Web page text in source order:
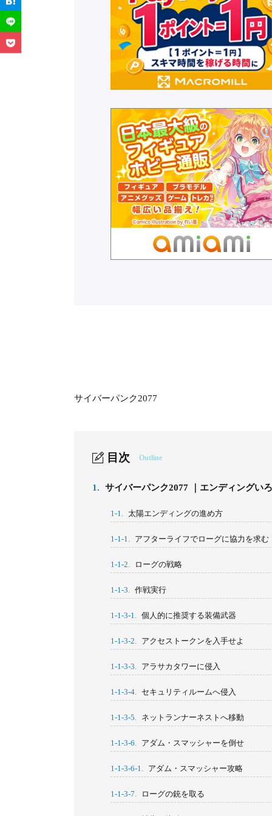
サイバーパンク2077
目次 Outline
1. サイバーパンク2077 ｜エンディングい
1-1. 太陽エンディングの進め方
1-1-1. アフターライフでローグに協力を求む
1-1-2. ローグの戦略
1-1-3. 作戦実行
1-1-3-1. 個人的に推奨する装備武器
1-1-3-2. アクセストークンを入手せよ
1-1-3-3. アラサカタワーに侵入
1-1-3-4. セキュリティルームへ侵入
1-1-3-5. ネットランナーネストへ移動
1-1-3-6. アダム・スマッシャーを倒せ
1-1-3-6-1. アダム・スマッシャー攻略
1-1-3-7. ローグの銃を取る